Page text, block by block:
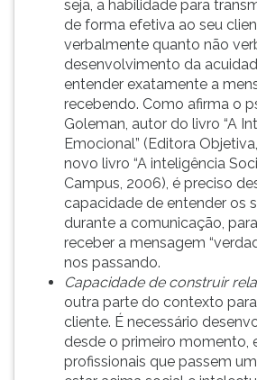
seja, a habilidade para
de forma efetiva ao seu
verbalmente quanto não
desenvolvimento da
entender exatamente a
recebendo. Como afirma o
Goleman, autor do livro “A
Emocional” (Editora
novo livro “A inteligência
Campus, 2006), é preciso
capacidade de entender os
durante a comunicação,
receber a mensagem
nos passando.
Capacidade de construir
outra parte do contexto
cliente. É necessário
desde o primeiro momento,
profissionais que passem